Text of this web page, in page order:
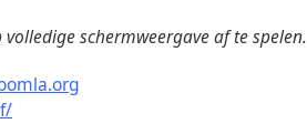
schermweergave af te spelen.